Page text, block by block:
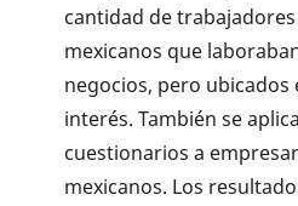
cantidad de
mexicanos que
negocios, pero ubicados
interés. También se
cuestionarios a
mexicanos. Los